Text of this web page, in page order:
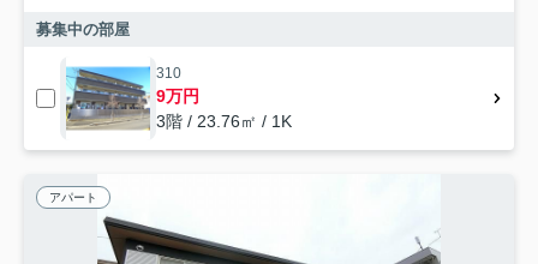
募集中の部屋
310
9万円
3階 / 23.76㎡ / 1K
アパート